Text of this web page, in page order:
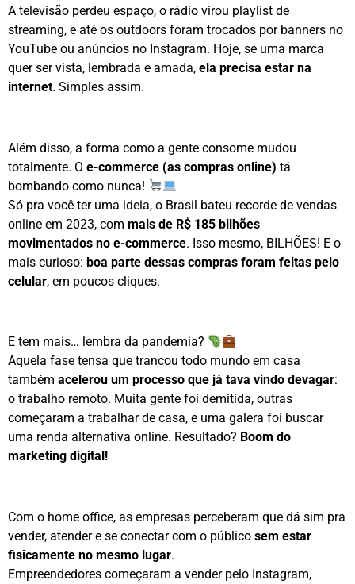
A televisão perdeu espaço, o rádio virou playlist de
streaming, e até os outdoors foram trocados por banners no
YouTube ou anúncios no Instagram. Hoje, se uma marca
quer ser vista, lembrada e amada, ela precisa estar na
internet. Simples assim.
Além disso, a forma como a gente consome mudou
totalmente. O e-commerce (as compras online) tá
bombando como nunca!
Só pra você ter uma ideia, o Brasil bateu recorde de vendas
online em 2023, com mais de R$ 185 bilhões
movimentados no e-commerce. Isso mesmo, BILHÕES! E o
mais curioso: boa parte dessas compras foram feitas pelo
celular, em poucos cliques.
E tem mais… lembra da pandemia?
Aquela fase tensa que trancou todo mundo em casa
também acelerou um processo que já tava vindo devagar:
o trabalho remoto. Muita gente foi demitida, outras
começaram a trabalhar de casa, e uma galera foi buscar
uma renda alternativa online. Resultado? Boom do
marketing digital!
Com o home office, as empresas perceberam que dá sim pra
vender, atender e se conectar com o público sem estar
fisicamente no mesmo lugar.
Empreendedores começaram a vender pelo Instagram,